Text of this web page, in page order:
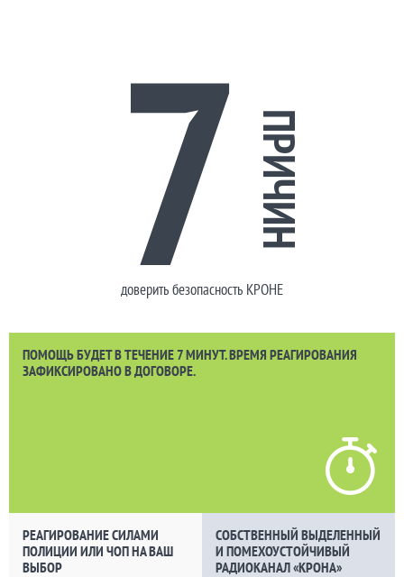
7 ПРИЧИН
доверить безопасность КРОНЕ
ПОМОЩЬ БУДЕТ В ТЕЧЕНИЕ 7 МИНУТ. ВРЕМЯ РЕАГИРОВАНИЯ
ЗАФИКСИРОВАНО В ДОГОВОРЕ.
РЕАГИРОВАНИЕ СИЛАМИ
ПОЛИЦИИ ИЛИ ЧОП НА ВАШ
ВЫБОР
СОБСТВЕННЫЙ ВЫДЕЛЕННЫЙ
И ПОМЕХОУСТОЙЧИВЫЙ
РАДИОКАНАЛ «КРОНА»